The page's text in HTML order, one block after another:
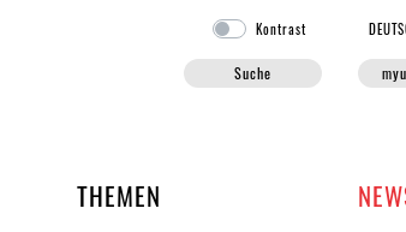
Kontrast DE
Suche
DER UNIKO
THEMEN